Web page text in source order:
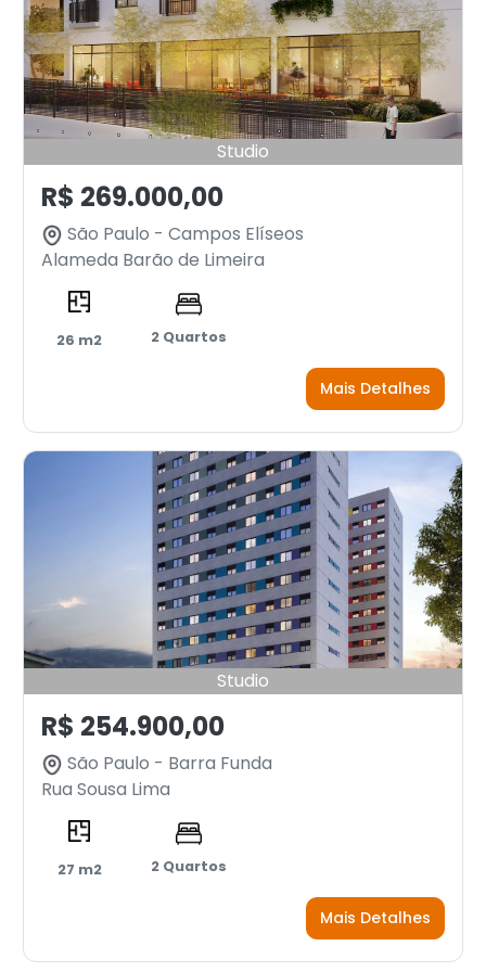
Studio
R$ 269.000,00
São Paulo - Campos Elíseos
Alameda Barão de Limeira
26 m2 2 Quartos
Mais Detalhes
Studio
R$ 254.900,00
São Paulo - Barra Funda
Rua Sousa Lima
27 m2 2 Quartos
Mais Detalhes